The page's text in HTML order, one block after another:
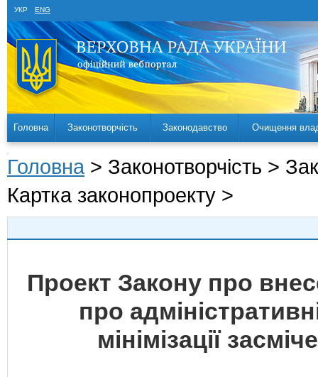
УКР ENG
Головна Законотворчість Законодавство Очищення
Головна > Законотворчість >
Картка законопроекту >
Проект Закону про
про
мінімізації